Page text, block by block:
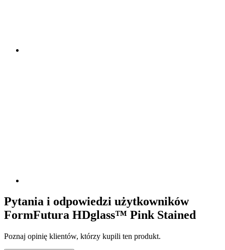
Pytania i odpowiedzi użytkowników
FormFutura HDglass™ Pink Stained
Poznaj opinię klientów, którzy kupili ten produkt.